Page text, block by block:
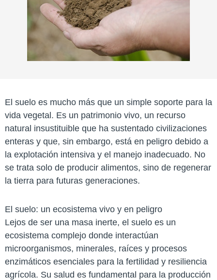
El suelo es mucho más que un simple soporte para la
vida vegetal. Es un patrimonio vivo, un recurso
natural insustituible que ha sustentado civilizaciones
enteras y que, sin embargo, está en peligro debido a
la explotación intensiva y el manejo inadecuado. No
se trata solo de producir alimentos, sino de regenerar
la tierra para futuras generaciones.
El suelo: un ecosistema vivo y en peligro
Lejos de ser una masa inerte, el suelo es un
ecosistema complejo donde interactúan
microorganismos, minerales, raíces y procesos
enzimáticos esenciales para la fertilidad y resiliencia
agrícola. Su salud es fundamental para la producción